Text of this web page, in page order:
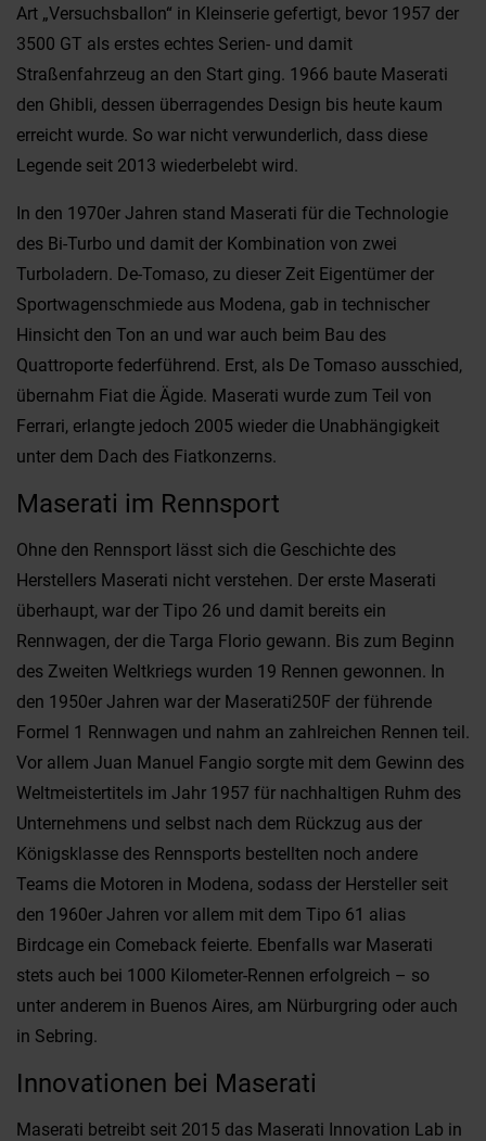
Art „Versuchsballon“ in Kleinserie gefertigt, bevor 1957 der
3500 GT als erstes echtes Serien- und damit
Straßenfahrzeug an den Start ging. 1966 baute Maserati
den Ghibli, dessen überragendes Design bis heute kaum
erreicht wurde. So war nicht verwunderlich, dass diese
Legende seit 2013 wiederbelebt wird.
In den 1970er Jahren stand Maserati für die Technologie
des Bi-Turbo und damit der Kombination von zwei
Turboladern. De-Tomaso, zu dieser Zeit Eigentümer der
Sportwagenschmiede aus Modena, gab in technischer
Hinsicht den Ton an und war auch beim Bau des
Quattroporte federführend. Erst, als De Tomaso ausschied,
übernahm Fiat die Ägide. Maserati wurde zum Teil von
Ferrari, erlangte jedoch 2005 wieder die Unabhängigkeit
unter dem Dach des Fiatkonzerns.
Maserati im Rennsport
Ohne den Rennsport lässt sich die Geschichte des
Herstellers Maserati nicht verstehen. Der erste Maserati
überhaupt, war der Tipo 26 und damit bereits ein
Rennwagen, der die Targa Florio gewann. Bis zum Beginn
des Zweiten Weltkriegs wurden 19 Rennen gewonnen. In
den 1950er Jahren war der Maserati250F der führende
Formel 1 Rennwagen und nahm an zahlreichen Rennen teil.
Vor allem Juan Manuel Fangio sorgte mit dem Gewinn des
Weltmeistertitels im Jahr 1957 für nachhaltigen Ruhm des
Unternehmens und selbst nach dem Rückzug aus der
Königsklasse des Rennsports bestellten noch andere
Teams die Motoren in Modena, sodass der Hersteller seit
den 1960er Jahren vor allem mit dem Tipo 61 alias
Birdcage ein Comeback feierte. Ebenfalls war Maserati
stets auch bei 1000 Kilometer-Rennen erfolgreich – so
unter anderem in Buenos Aires, am Nürburgring oder auch
in Sebring.
Innovationen bei Maserati
Maserati betreibt seit 2015 das Maserati Innovation Lab in